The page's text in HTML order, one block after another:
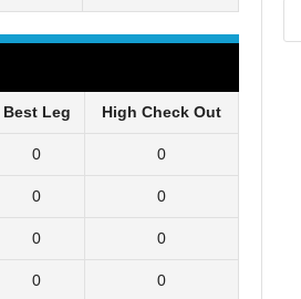
Best Leg High Check Out
0 0
0 0
0 0
0 0